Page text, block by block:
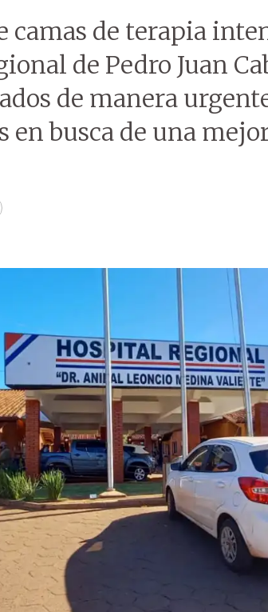
camas de terapia
de Pedro Juan
de manera
en busca de una